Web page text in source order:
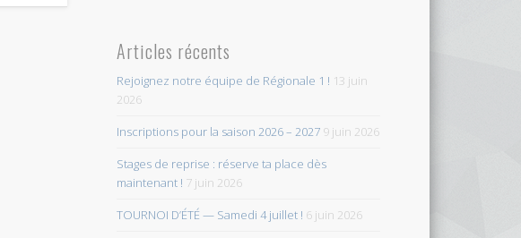
Articles récents
Rejoignez notre équipe de Régionale 1 ! 13 juin
2026
Inscriptions pour la saison 2026 – 2027 9 juin 2026
Stages de reprise : réserve ta place dès
maintenant ! 7 juin 2026
TOURNOI D’ÉTÉ — Samedi 4 juillet ! 6 juin 2026